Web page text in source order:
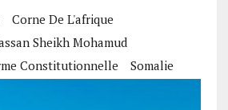
Corne De L'afrique
Sheikh Mohamud
Constitutionnelle Somalie